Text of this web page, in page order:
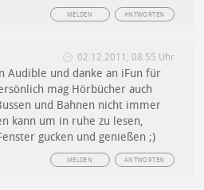
ANTWORTEN
MELDEN
02.12.2011, 08:55 Uhr
Audible und danke an iFun für
mag Hörbücher auch
und Bahnen nicht immer
kann um in ruhe zu lesen,
gucken und genießen ;)
ANTWORTEN
MELDEN